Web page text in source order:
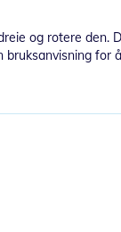
og rotere